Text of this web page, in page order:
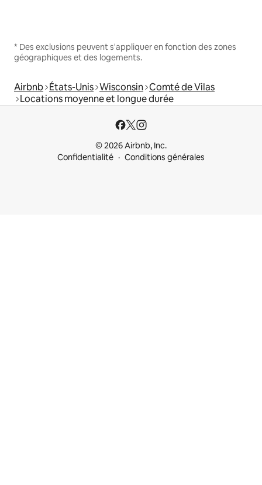
* Des exclusions peuvent s'appliquer en fonction des zones
géographiques et des logements.
Airbnb États-Unis Wisconsin Comté de Vilas
Locations moyenne et longue durée
© 2026 Airbnb, Inc.
Confidentialité
Conditions générales